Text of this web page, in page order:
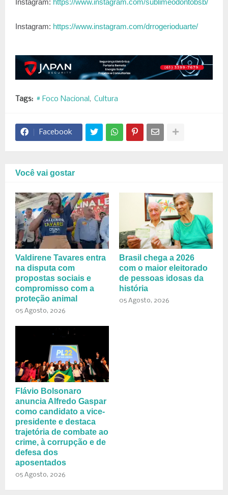
Instagram: https://www.instagram.com/drrogerioduarte/
Tags: # Foco Nacional Cultura
Facebook
Você vai gostar
Valdirene Tavares entra
na disputa com
propostas sociais e
compromisso com a
proteção animal
05 Agosto, 2026
Brasil chega a 2026
com o maior eleitorado
de pessoas idosas da
história
05 Agosto, 2026
Flávio Bolsonaro
anuncia Alfredo Gaspar
como candidato a vice-
presidente e destaca
trajetória de combate ao
crime, à corrupção e de
defesa dos
aposentados
05 Agosto, 2026